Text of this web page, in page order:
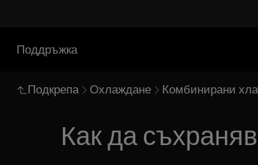
Поддръжка
Подкрепа Охлаждане Комбинирани
Как да